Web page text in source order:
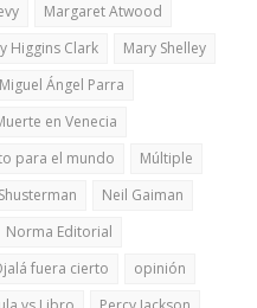
Margaret Atwood
Higgins Clark
Mary Shelley
Miguel Ángel Parra
en Venecia
para el mundo
Múltiple
Neil Gaiman
Norma Editorial
fuera cierto
opinión